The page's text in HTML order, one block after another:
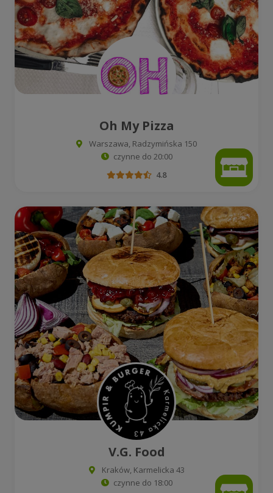
Oh My Pizza
Warszawa, Radzymińska 150
czynne do 20:00
4.8
V.G. Food
Kraków, Karmelicka 43
czynne do 18:00